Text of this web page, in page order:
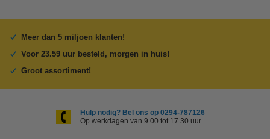
Meer dan 5 miljoen klanten!
Voor 23.59 uur besteld, morgen in huis!
Groot assortiment!
Hulp nodig? Bel ons op 0294-787126
Op werkdagen van 9.00 tot 17.30 uur